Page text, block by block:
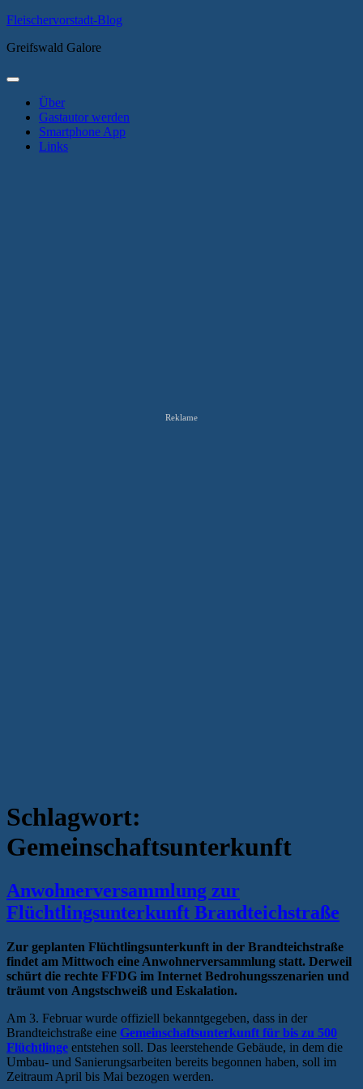
Zum
springen
Fleischervorstadt-Blog
Greifswald Galore
Primäres
Über
Gastautor werden
Smartphone App
Links
Reklame
Schlagwort:
Gemeinschaftsunterkunft
Anwohnerversammlung zur
Flüchtlingsunterkunft Brandteichstraße
Zur geplanten Flüchtlingsunterkunft in der Brandteichstraße
findet am Mittwoch eine Anwohnerversammlung statt. Derweil
schürt die rechte FFDG im Internet Bedrohungsszenarien und
träumt von Angstschweiß und Eskalation.
Am 3. Februar wurde offiziell bekanntgegeben, dass in der
Brandteichstraße eine Gemeinschaftsunterkunft für bis zu 500
Flüchtlinge entstehen soll. Das leerstehende Gebäude, in dem die
Umbau- und Sanierungsarbeiten bereits begonnen haben, soll im
Zeitraum April bis Mai bezogen werden.